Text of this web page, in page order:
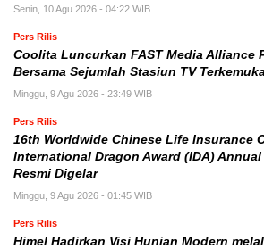
Senin, 10 Agu 2026 - 04:22 WIB
Pers Rilis
Coolita Luncurkan FAST Media Alliance
Bersama Sejumlah Stasiun TV
Minggu, 9 Agu 2026 - 23:49 WIB
Pers Rilis
16th Worldwide Chinese Life Insurance
International Dragon Award (IDA)
Resmi Digelar
Minggu, 9 Agu 2026 - 01:45 WIB
Pers Rilis
Himel Hadirkan Visi Hunian Modern